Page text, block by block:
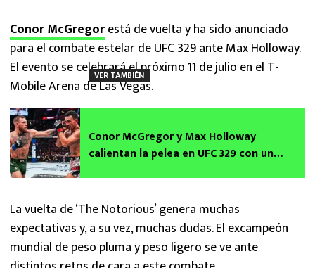
Conor McGregorestá de vuelta y ha sido anunciado
para el combate estelar de UFC 329 ante Max Holloway.
El evento se celebrará el próximo 11 de julio en el T-
Mobile Arena de Las Vegas.
VER TAMBIÉN
Conor McGregor y Max Holloway
calientan la pelea en UFC 329 con un
La vuelta de ‘The Notorious’ genera muchas
expectativas y, a su vez, muchas dudas. El excampeón
mundial de peso pluma y peso ligero se ve ante